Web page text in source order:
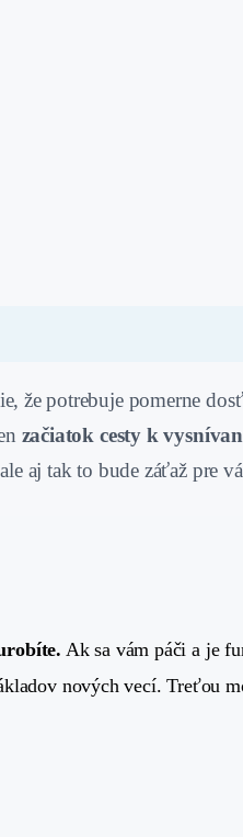
že potrebuje pomerne
začiatok cesty k
aj tak to bude záťaž pre
Ak sa vám páči a je
nových vecí. Treťou